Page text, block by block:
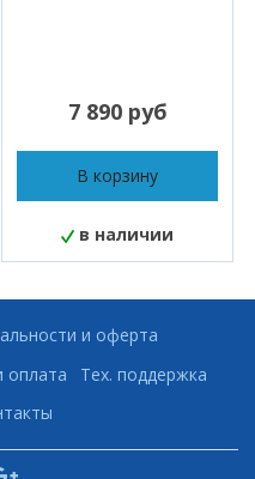
7 890 руб
В корзину
в наличии
и оферта
оплата
Тех. поддержка